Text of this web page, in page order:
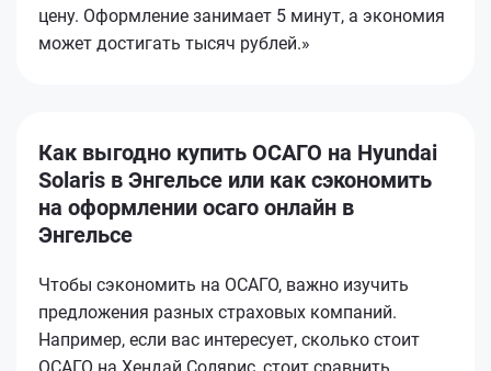
цену. Оформление занимает 5 минут, а экономия
может достигать тысяч рублей.»
Как выгодно купить ОСАГО на Hyundai
Solaris в Энгельсе или как сэкономить
на оформлении осаго онлайн в
Энгельсе
Чтобы сэкономить на ОСАГО, важно изучить
предложения разных страховых компаний.
Например, если вас интересует, сколько стоит